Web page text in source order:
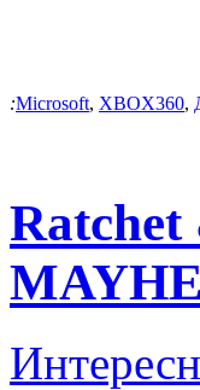
:Microsoft, XBOX360,